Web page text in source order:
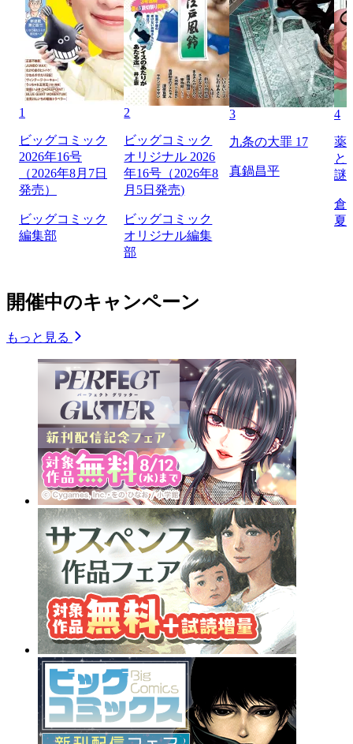
1
ビッグコミック
2026年16号
（2026年8月7日
発売）
ビッグコミック
編集部
2
ビッグコミック
オリジナル 2026
年16号（2026年8
月5日発売)
ビッグコミック
オリジナル編集
部
3
九条の大罪 17
真鍋昌平
4
薬
と
謎
倉
夏
開催中のキャンペーン
もっと見る